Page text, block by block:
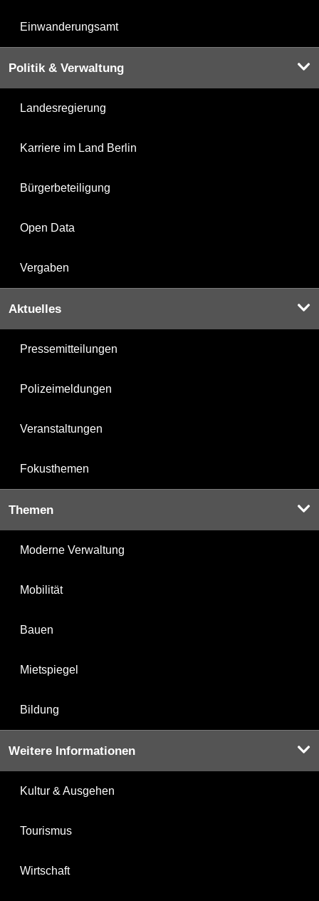
Einwanderungsamt
Politik & Verwaltung
Landesregierung
Karriere im Land Berlin
Bürgerbeteiligung
Open Data
Vergaben
Aktuelles
Pressemitteilungen
Polizeimeldungen
Veranstaltungen
Fokusthemen
Themen
Moderne Verwaltung
Mobilität
Bauen
Mietspiegel
Bildung
Weitere Informationen
Kultur & Ausgehen
Tourismus
Wirtschaft